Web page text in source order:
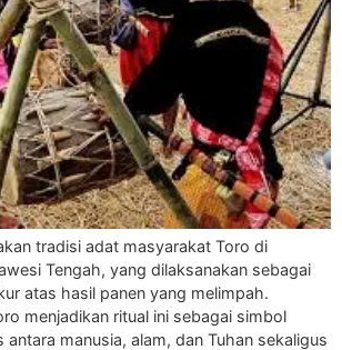
tradisi adat masyarakat Toro di
Tengah, yang dilaksanakan sebagai
atas hasil panen yang melimpah.
menjadikan ritual ini sebagai simbol
antara manusia, alam, dan Tuhan sekaligus